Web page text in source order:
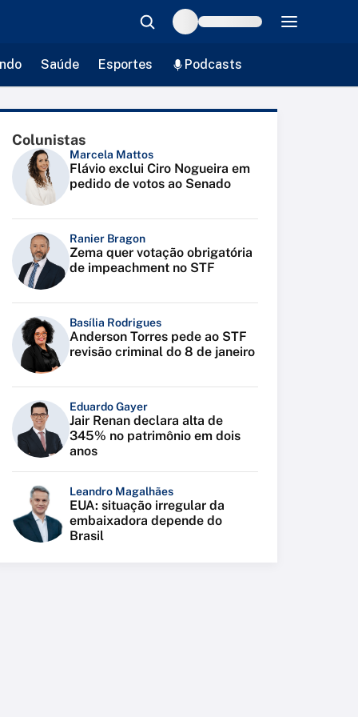
Saúde Esportes Podcasts
Colunistas
Marcela Mattos
Flávio exclui Ciro Nogueira em
pedido de votos ao Senado
Ranier Bragon
Zema quer votação obrigatória
de impeachment no STF
Basília Rodrigues
Anderson Torres pede ao STF
revisão criminal do 8 de janeiro
Eduardo Gayer
Jair Renan declara alta de
345% no patrimônio em dois
anos
Leandro Magalhães
EUA: situação irregular da
embaixadora depende do
Brasil